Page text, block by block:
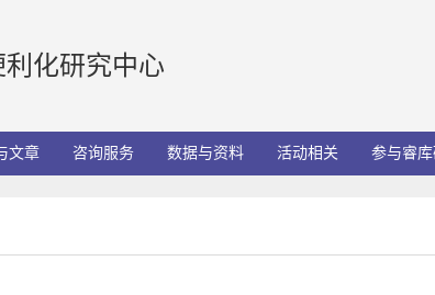
化研究中心
文章 咨询服务 数据与资料 活动相关 参与睿